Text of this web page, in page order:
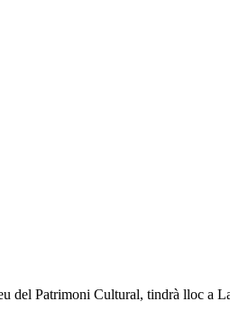
del Patrimoni Cultural, tindrà lloc a